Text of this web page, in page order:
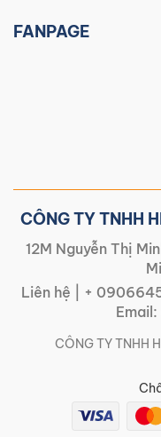
FANPAGE
CÔNG TY TNHH
12M Nguyễn Thị
Liên hệ |
+
Email:
CÔNG TY TNHH